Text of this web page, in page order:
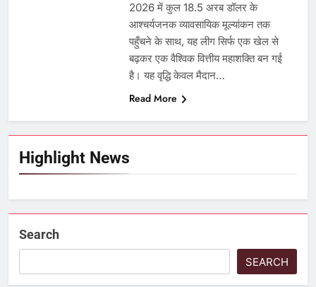
Highlight News
2026 में कुल 18.5 अरब डॉलर के
आश्चर्यजनक व्यावसायिक मूल्यांकन तक
पहुँचने के साथ, यह लीग सिर्फ एक खेल से
बढ़कर एक वैश्विक वित्तीय महाशक्ति बन गई
है। यह वृद्धि केवल मैदान…
Read More
Search
SEARCH